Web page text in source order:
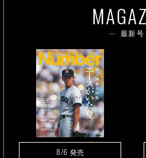
最新号
8/6 発売